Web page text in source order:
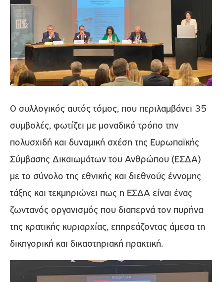
Ο συλλογικός αυτός τόμος, που περιλαμβάνει 35
συμβολές, φωτίζει με μοναδικό τρόπο την
πολυσχιδή και δυναμική σχέση της Ευρωπαϊκής
Σύμβασης Δικαιωμάτων του Ανθρώπου (ΕΣΔΑ)
με το σύνολο της εθνικής και διεθνούς έννομης
τάξης και τεκμηριώνει πως η ΕΣΔΑ είναι ένας
ζωντανός οργανισμός που διαπερνά τον πυρήνα
της κρατικής κυριαρχίας, επηρεάζοντας άμεσα τη
δικηγορική και δικαστηριακή πρακτική.